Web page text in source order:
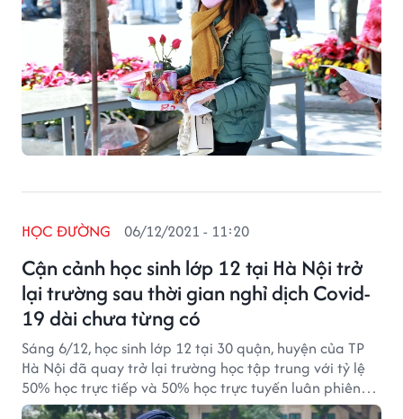
Cận cảnh học sinh lớp 12 tại Hà Nội trở
lại trường sau thời gian nghỉ dịch Covid-
19 dài chưa từng có
HỌC ĐƯỜNG 06/12/2021 - 11:20
Sáng 6/12, học sinh lớp 12 tại 30 quận, huyện của TP
Hà Nội đã quay trở lại trường học tập trung với tỷ lệ
50% học trực tiếp và 50% học trực tuyến luân phiên
nhau trong tuần theo kế hoạch của Sở GD&ĐT Hà Nội.